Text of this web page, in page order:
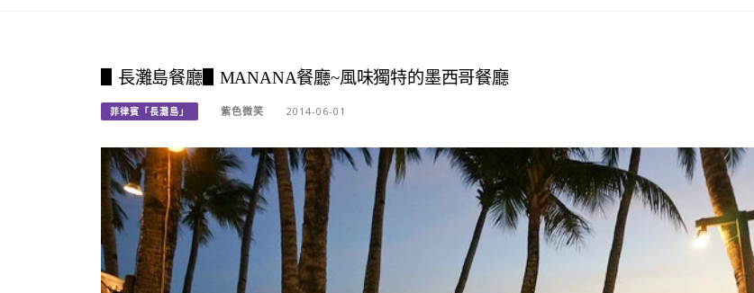
▋長灘島餐廳▋MANANA餐廳~風味獨特的墨西哥餐廳
菲律賓「長灘島」 紫色微笑 2014-06-01